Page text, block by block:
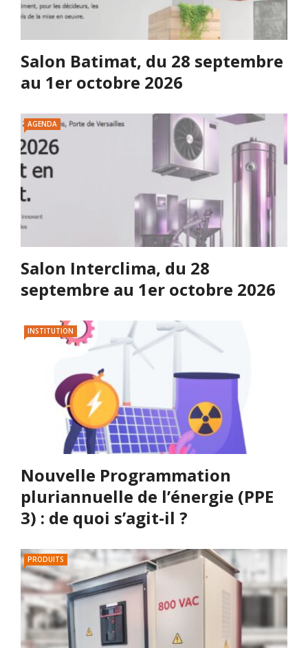
Salon Batimat, du 28 septembre
au 1er octobre 2026
AGENDA
Salon Interclima, du 28
septembre au 1er octobre 2026
INSTITUTION
Nouvelle Programmation
pluriannuelle de l’énergie (PPE
3) : de quoi s’agit-il ?
PRODUITS